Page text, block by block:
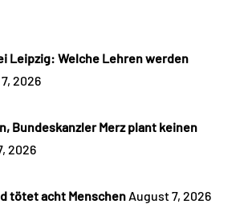
Leipzig: Welche Lehren werden
2026
Bundeskanzler Merz plant keinen
2026
tötet acht Menschen August 7, 2026